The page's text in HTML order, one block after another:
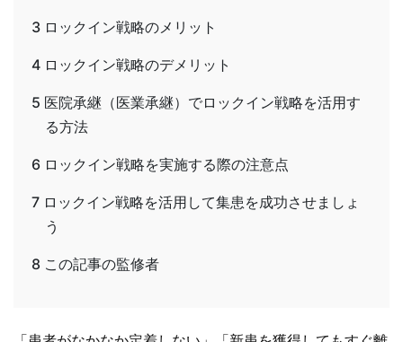
3 ロックイン戦略のメリット
4 ロックイン戦略のデメリット
5 医院承継（医業承継）でロックイン戦略を活用す
る方法
6 ロックイン戦略を実施する際の注意点
7 ロックイン戦略を活用して集患を成功させましょ
う
8 この記事の監修者